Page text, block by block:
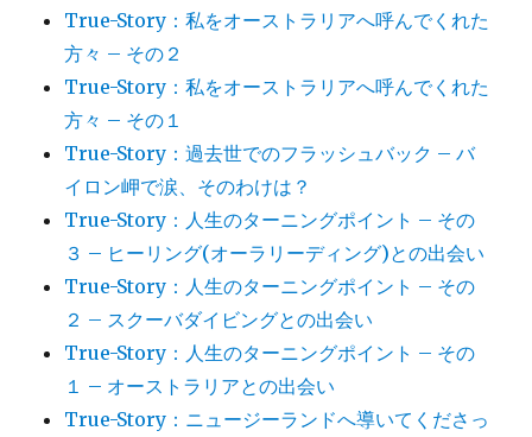
True-Story：私をオーストラリアへ呼んでくれた
方々 – その２
True-Story：私をオーストラリアへ呼んでくれた
方々 – その１
True-Story：過去世でのフラッシュバック – バ
イロン岬で涙、そのわけは？
True-Story：人生のターニングポイント – その
３ – ヒーリング(オーラリーディング)との出会い
True-Story：人生のターニングポイント – その
２ – スクーバダイビングとの出会い
True-Story：人生のターニングポイント – その
１ – オーストラリアとの出会い
True-Story：ニュージーランドへ導いてくださっ